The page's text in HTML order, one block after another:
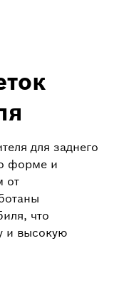
для заднего
форме и
от
что
и высокую